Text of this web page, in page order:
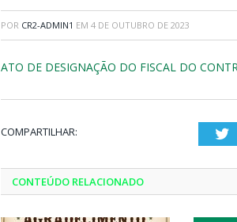
POR CR2-ADMIN1 EM 4 DE OUTUBRO DE 2023
ATO DE DESIGNAÇÃO DO FISCAL DO
COMPARTILHAR:
CONTEÚDO RELACIONADO